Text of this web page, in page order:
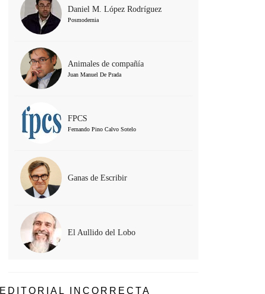
Daniel M. López Rodríguez
Posmodernia
Animales de compañía
Juan Manuel De Prada
FPCS
Fernando Pino Calvo Sotelo
Ganas de Escribir
El Aullido del Lobo
EDITORIAL INCORRECTA